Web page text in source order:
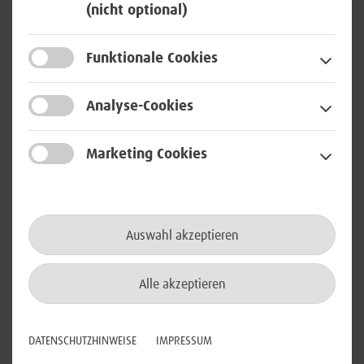
(nicht optional)
Funktionale Cookies
Analyse-Cookies
Marketing Cookies
Auswahl akzeptieren
Alle akzeptieren
DATENSCHUTZHINWEISE IMPRESSUM
Registrierungs- und
Ausweisstelle) (m/w/d)
in Berlin
Workplace
Communication im Schichtdienst
(24/7) (m/w/d)
in Rheinbach